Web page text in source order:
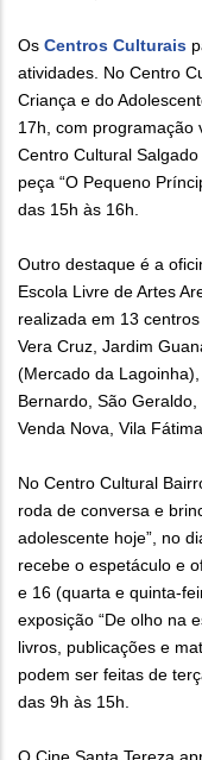
Os Centros Culturais
atividades. No Centro
Criança e do
17h, com programação
Centro Cultural
peça “O Pequeno
das 15h às 16h.
Outro destaque é a
Escola Livre de Artes
realizada em 13
Vera Cruz, Jardim
(Mercado da
Bernardo, São
Venda Nova, Vila
No Centro Cultural
roda de conversa e
adolescente hoje”, no
recebe o espetáculo e
e 16 (quarta e quinta-
exposição “De olho na
livros, publicações e
podem ser feitas de
das 9h às 15h.